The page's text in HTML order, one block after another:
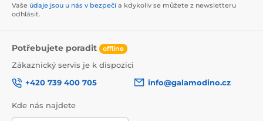
Vaše údaje jsou u nás v bezpečí a kdykoliv se můžete z newsletteru
odhlásit.
Potřebujete poradit offline
Zákaznický servis je k dispozici
+420 739 400 705
info@galamodino.cz
Kde nás najdete